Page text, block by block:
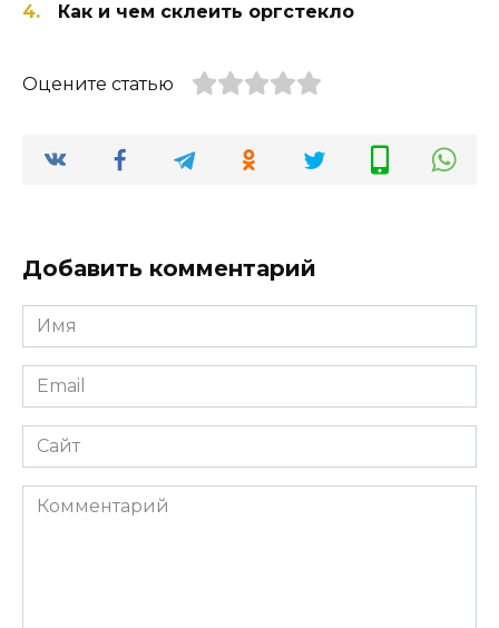
Как и чем склеить оргстекло
Оцените статью
Добавить комментарий
Имя
*
Email
*
Сайт
Комментарий